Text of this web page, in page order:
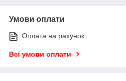
Умови оплати
Оплата на рахунок
Всі умови оплати